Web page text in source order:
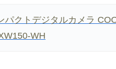
パクトデジタルカメラ
WH